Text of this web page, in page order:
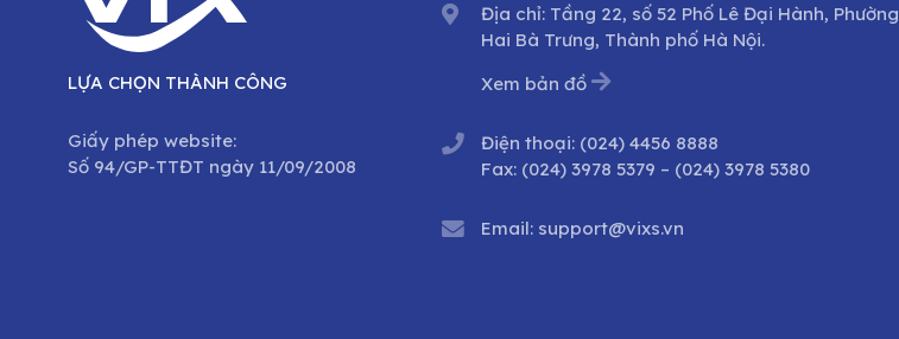
LỰA CHỌN THÀNH CÔNG
Giấy phép website:
Số 94/GP-TTĐT ngày 11/09/2008
Địa chỉ: Tầng 22, số 52 Phố Lê Đại Hành, Phường
Hai Bà Trưng, Thành phố Hà Nội.
Xem bản đồ
Điện thoại: (024) 4456 8888
Fax: (024) 3978 5379 – (024) 3978 5380
Email: support@vixs.vn